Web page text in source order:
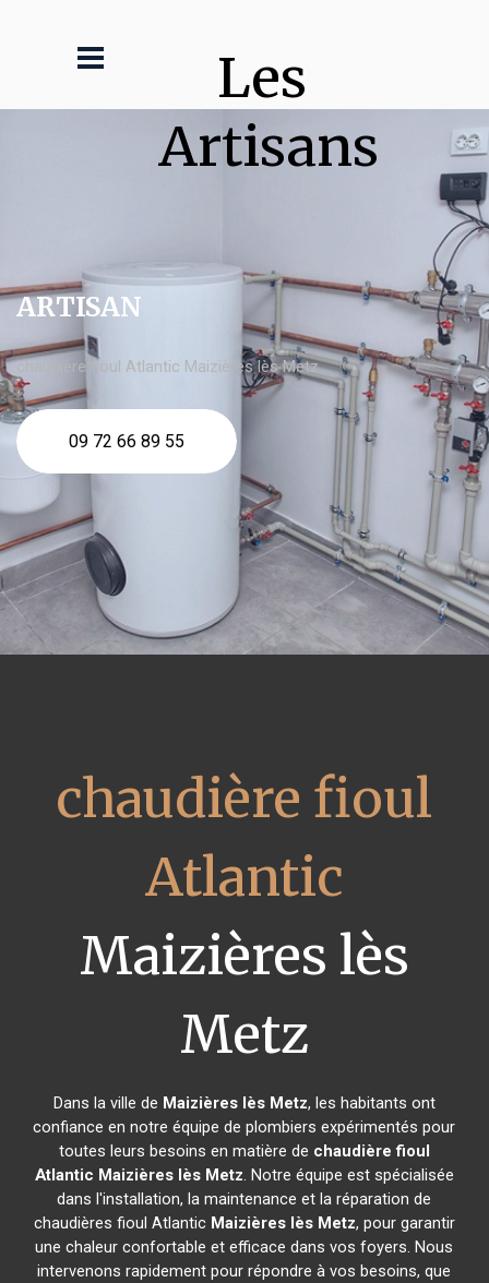
Les
Artisans
ARTISAN
chaudière fioul Atlantic Maizières lès Metz
09 72 66 89 55
chaudière fioul
Atlantic
Maizières lès
Metz
Dans la ville de Maizières lès Metz, les habitants ont
confiance en notre équipe de plombiers expérimentés pour
toutes leurs besoins en matière de chaudière fioul
Atlantic Maizières lès Metz. Notre équipe est spécialisée
dans l'installation, la maintenance et la réparation de
chaudières fioul Atlantic Maizières lès Metz, pour garantir
une chaleur confortable et efficace dans vos foyers. Nous
intervenons rapidement pour répondre à vos besoins, que